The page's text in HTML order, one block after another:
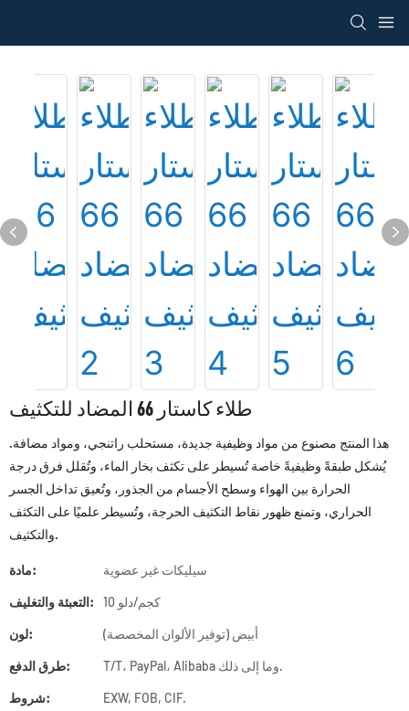
طلاء كاستار 66 المضاد للتكثيف
هذا المنتج مصنوع من مواد وظيفية جديدة، مستحلب راتنجي، ومواد مضافة.
يُشكل طبقةً وظيفيةً خاصة تُسيطر على تكثف بخار الماء، وتُقلل فرق درجة
الحرارة بين الهواء وسطح الأجسام من الجذور، وتُعيق تداخل الجسر
الحراري، وتمنع ظهور نقاط التكثيف الحرجة، وتُسيطر علميًا على التكثف
والتكثيف.
مادة: سيليكات غير عضوية
التعبئة والتغليف: 10 كجم/دلو
لون: أبيض (توفير الألوان المخصصة)
طرق الدفع: T/T، PayPal، Alibaba وما إلى ذلك.
شروط: EXW, FOB, CIF.